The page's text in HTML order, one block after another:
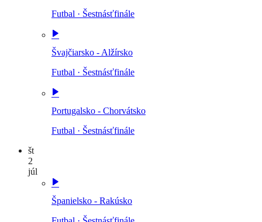
Futbal · Šestnásťfinále
Švajčiarsko - Alžírsko
Futbal · Šestnásťfinále
Portugalsko - Chorvátsko
Futbal · Šestnásťfinále
št
2
júl
Španielsko - Rakúsko